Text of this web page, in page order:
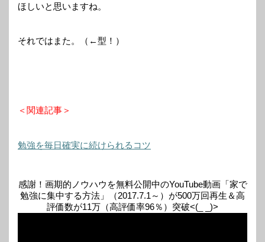
ほしいと思いますね。
それではまた。（←型！）
＜関連記事＞
勉強を毎日確実に続けられるコツ
感謝！画期的ノウハウを無料公開中のYouTube動画「家で
勉強に集中する方法」（2017.7.1～）が500万回再生＆高
評価数が11万（高評価率96％）突破<(_ _)>